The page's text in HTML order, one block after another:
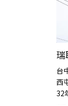
瑞
台
西
32